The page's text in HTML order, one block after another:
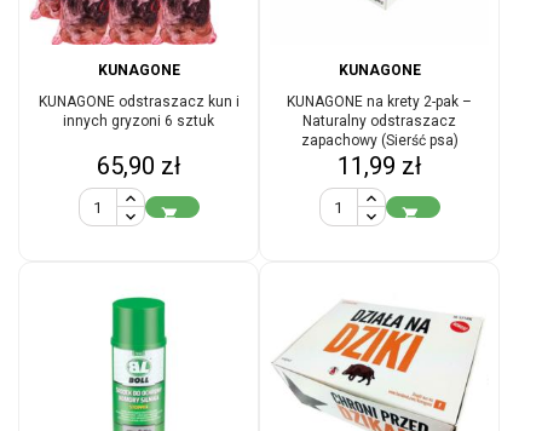
KUNAGONE
KUNAGONE odstraszacz kun i
innych gryzoni 6 sztuk
Cena
65,90 zł

KUNAGONE
KUNAGONE na krety 2-pak –
Naturalny odstraszacz
zapachowy (Sierść psa)
Cena
11,99 zł
